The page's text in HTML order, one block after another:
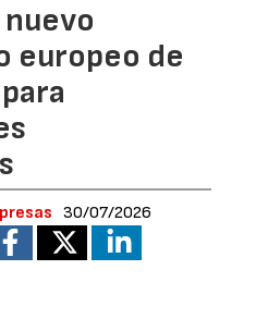
europeo de
30/07/2026